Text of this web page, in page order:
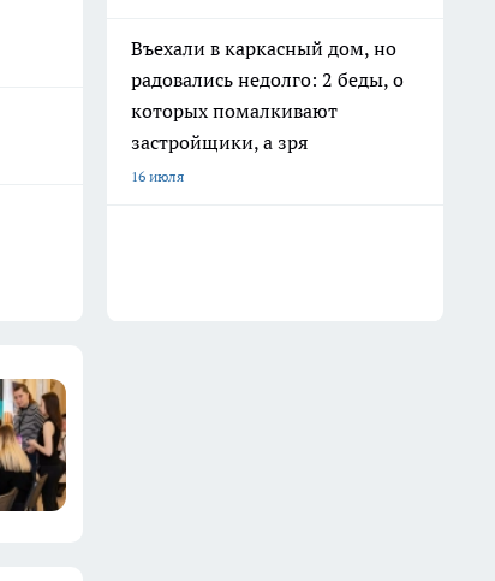
Въехали в каркасный дом, но
радовались недолго: 2 беды, о
которых помалкивают
застройщики, а зря
16 июля